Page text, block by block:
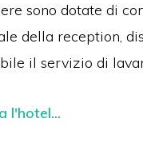
sono dotate di
della reception,
il servizio di
l'hotel...